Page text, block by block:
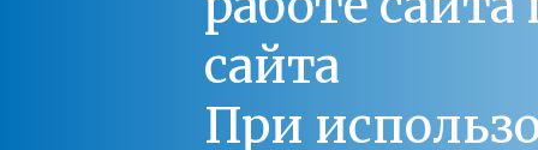
сайта
При